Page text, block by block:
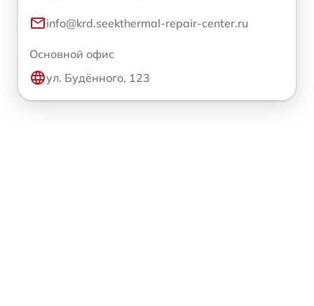
info@krd.seekthermal-repair-center.ru
Основной офис
ул. Будённого, 123